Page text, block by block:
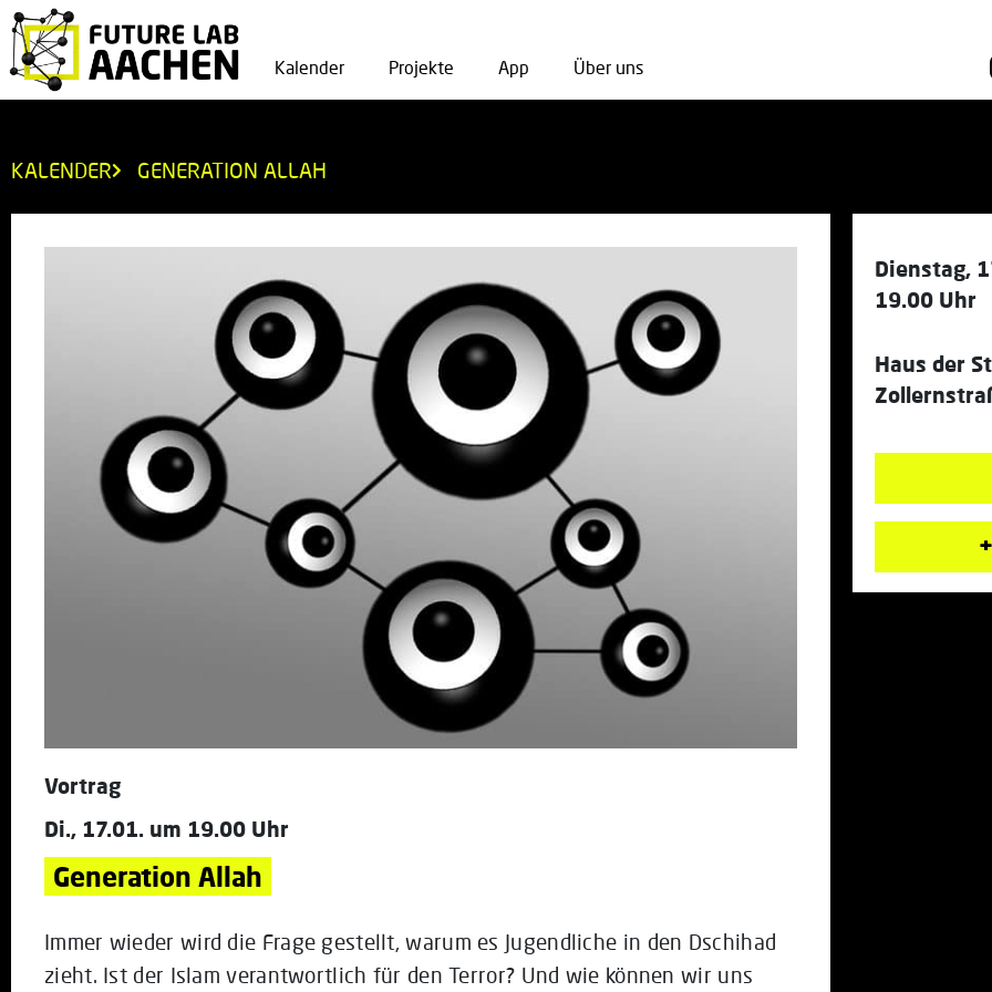
Kalender Projekte App Über uns
KALENDER GENERATION ALLAH
Vortrag
Di., 17.01. um 19.00 Uhr
Generation Allah
Immer wieder wird die Frage gestellt, warum es Jugendliche in den Dschihad
zieht. Ist der Islam verantwortlich für den Terror? Und wie können wir uns
Dienstag,
19.00 Uhr
Haus der